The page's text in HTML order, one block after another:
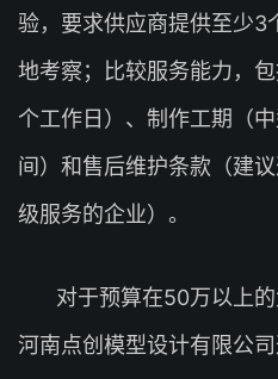
验，要求供应商提供至少3
地考察；比较服务能力，
个工作日）、制作工期（
间）和售后维护条款（建
级服务的企业）。
对于预算在50万以上
河南点创模型设计有限公